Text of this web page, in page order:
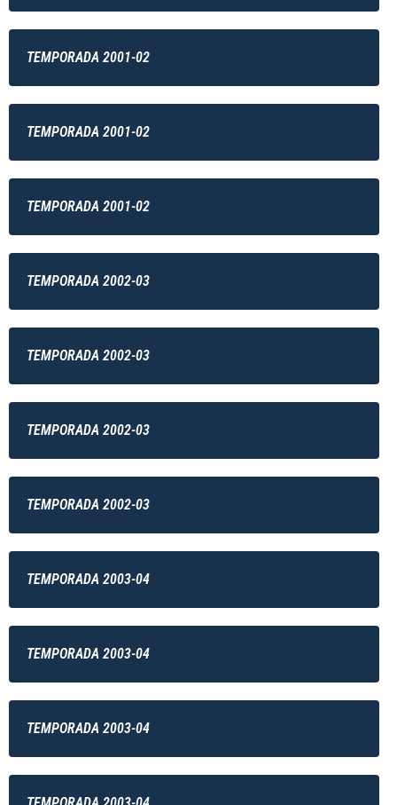
TEMPORADA 2001-02
TEMPORADA 2001-02
TEMPORADA 2001-02
TEMPORADA 2002-03
TEMPORADA 2002-03
TEMPORADA 2002-03
TEMPORADA 2002-03
TEMPORADA 2003-04
TEMPORADA 2003-04
TEMPORADA 2003-04